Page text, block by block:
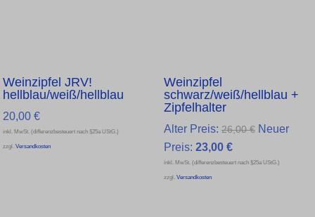
Weinzipfel JRV!
hellblau/weiß/hellblau
20,00 €
inkl. MwSt. (differenzbesteuert nach §25a UStG.)
zzgl. Versandkosten
Weinzipfel
schwarz/weiß/hellblau +
Zipfelhalter
Alter Preis: 26,00€
war:
Neuer
Preis: 23,00 €Aktueller
Preis
inkl. MwSt. (differenzbesteuert nach §25a UStG.)
zzgl. Versandkosten